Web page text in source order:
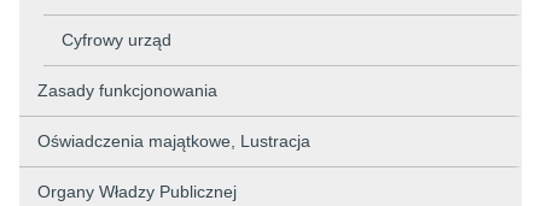
Cyfrowy urząd
Zasady funkcjonowania
Oświadczenia majątkowe, Lustracja
Organy Władzy Publicznej